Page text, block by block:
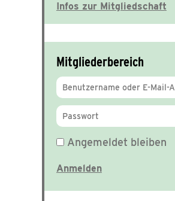
Infos zur Mitgliedschaft
Mitgliederbereich
Angemeldet bleiben